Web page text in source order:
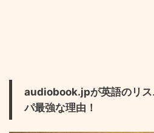
audiobook.jpが英語のリス
パ最強な理由！